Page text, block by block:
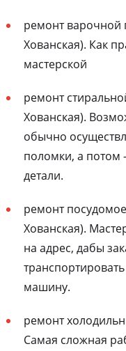
ремонт варочной
Хованская). Как
мастерской
ремонт
Хованская).
обычно
поломки, а
детали.
ремонт
Хованская).
на адрес, дабы
машину.
ремонт
Самая сложная